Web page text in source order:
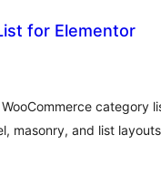
for Elementor
category
masonry, and list